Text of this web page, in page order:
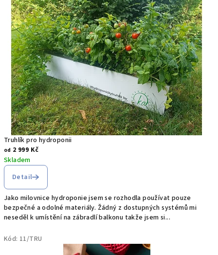
e
u
@
h
y
d
r
o
p
o
n
Truhlík pro hydroponii
od 2 999 Kč
Skladem
Detail
Jako milovnice hydroponie jsem se rozhodla používat pouze
bezpečné a odolné materiály. Žádný z dostupných systémů mi
neseděl k umístění na zábradlí balkonu takže jsem si...
Kód: 11/TRU